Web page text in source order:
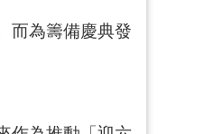
而為籌備慶典發